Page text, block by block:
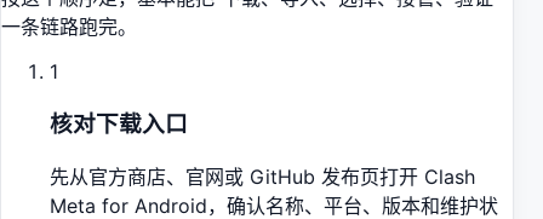
一条链路跑完。
1
核对下载入口
先从官方商店、官网或 GitHub 发布页打开 Clash
Meta for Android，确认名称、平台、版本和维护状